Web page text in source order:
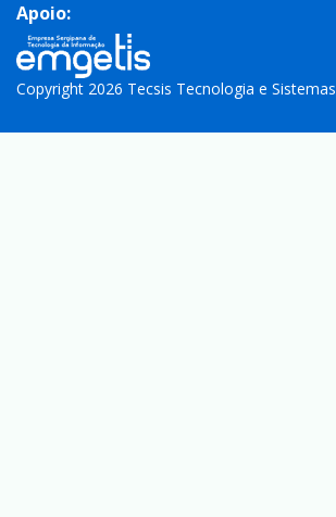
Apoio:
Copyright 2026 Tecsis Tecnologia e Sistemas